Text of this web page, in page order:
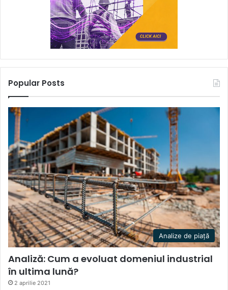
Popular Posts
Analize de piață
Analiză: Cum a evoluat domeniul industrial
în ultima lună?
2 aprilie 2021